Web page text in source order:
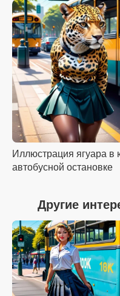
Иллюстрация ягуара в
автобусной остановке
Другие